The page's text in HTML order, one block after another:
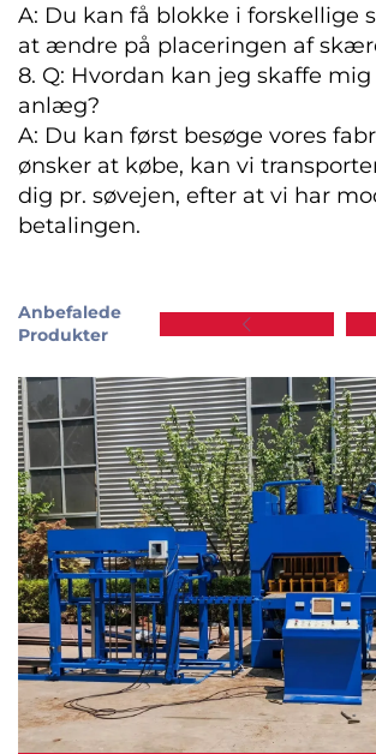
A: Du kan få blokke i forskellige
at ændre på placeringen af
8. Q: Hvordan kan jeg skaffe
anlæg?
A: Du kan først besøge vores
ønsker at købe, kan vi
dig pr. søvejen, efter at vi har
betalingen.
Anbefalede
Produkter